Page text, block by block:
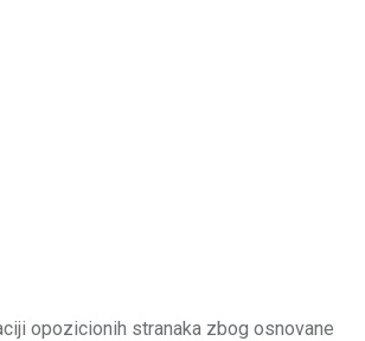
opozicionih stranaka zbog osnovane